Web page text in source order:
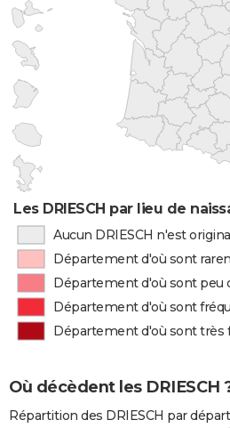
Les DRIESCH par lieu de
Aucun DRIESCH n'est
Département d'où sont
Département d'où sont peu
Département d'où sont
Département d'où sont très
Où décèdent les DRIESCH
Répartition des DRIESCH par